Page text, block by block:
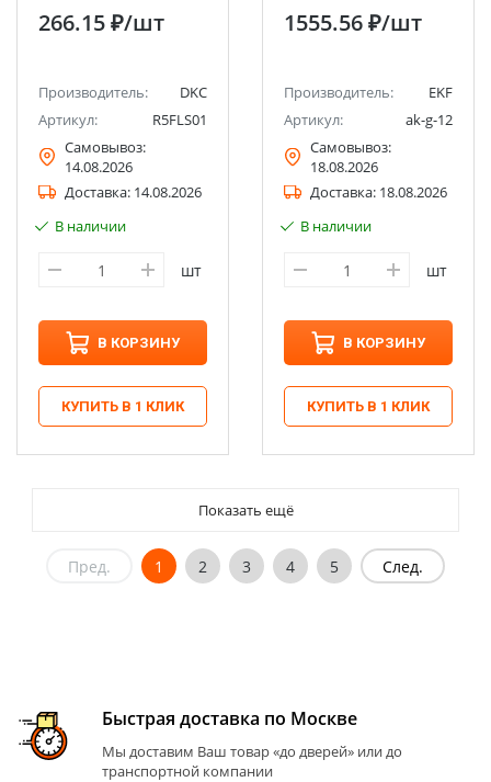
266.15 ₽/шт
Производитель:
DKC
Артикул:
R5FLS01
Самовывоз:
14.08.2026
Доставка: 14.08.2026
В наличии
шт
В КОРЗИНУ
КУПИТЬ В 1 КЛИК
1555.56 ₽/шт
Производитель:
EKF
Артикул:
ak-g-12
Самовывоз:
18.08.2026
Доставка: 18.08.2026
В наличии
шт
В КОРЗИНУ
КУПИТЬ В 1 КЛИК
Показать ещё
Пред. 1 2 3 4 5 След.
Быстрая доставка по Москве
Мы доставим Ваш товар «до дверей» или до
транспортной компании